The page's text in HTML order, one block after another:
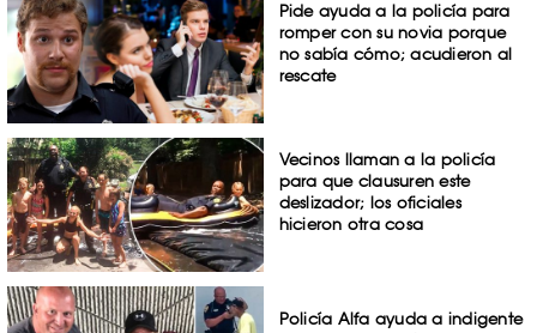
Pide ayuda a la policía para
romper con su novia porque
no sabía cómo; acudieron al
rescate
Vecinos llaman a la policía
para que clausuren este
deslizador; los oficiales
hicieron otra cosa
Policía Alfa ayuda a indigente